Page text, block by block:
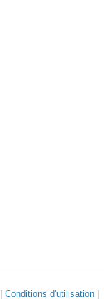
Conditions d'utilisation|